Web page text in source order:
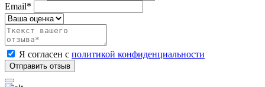
Email*
Я согласен с политикой конфиденциальности